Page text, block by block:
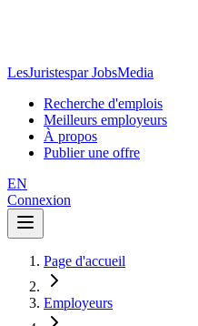
LesJuristespar JobsMedia
Recherche d'emplois
Meilleurs employeurs
À propos
Publier une offre
EN
Connexion
Page d'accueil
Employeurs